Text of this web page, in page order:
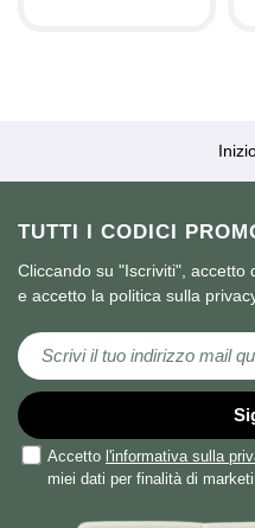
TUTTI I CODICI
Cliccando su "Iscriviti", accetto
e accetto la politica sulla
Iscriviti alla nostra Newsletter:
Accetto l'informativa sulla
miei dati per finalità di